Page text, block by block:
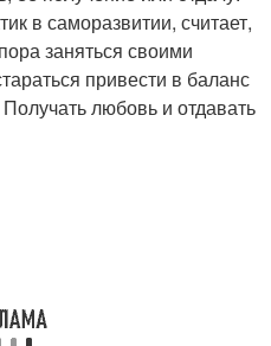
в саморазвитии, считает,
заняться своими
привести в баланс
любовь и отдавать